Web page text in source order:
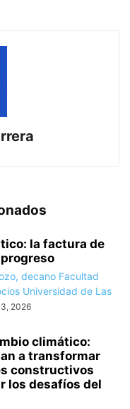
la factura de
decano Facultad
Universidad de Las
2026
climático:
a transformar
constructivos
los desafíos del